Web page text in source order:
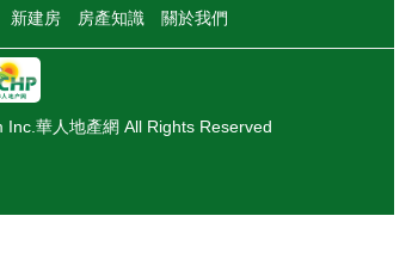
新建房 房產知識 關於我們
華人地產網 All Rights Reserved